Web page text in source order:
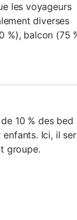
les voyageurs
diverses
%), balcon (75
10 % des bed
Ici, il
groupe.